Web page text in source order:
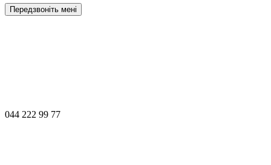
Передзвоніть мені
044 222 99 77